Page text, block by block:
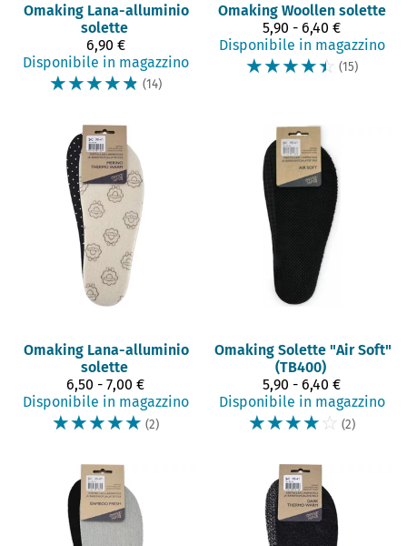
Omaking Lana-alluminio
solette
6,90 €
Disponibile in magazzino
☆☆☆☆☆ (14)
Omaking Woollen solette
5,90 - 6,40 €
Disponibile in magazzino
☆☆☆☆☆ (15)
Omaking Lana-alluminio
solette
6,50 - 7,00 €
Disponibile in magazzino
☆☆☆☆☆ (2)
Omaking Solette "Air Soft"
(TB400)
5,90 - 6,40 €
Disponibile in magazzino
☆☆☆☆☆ (2)